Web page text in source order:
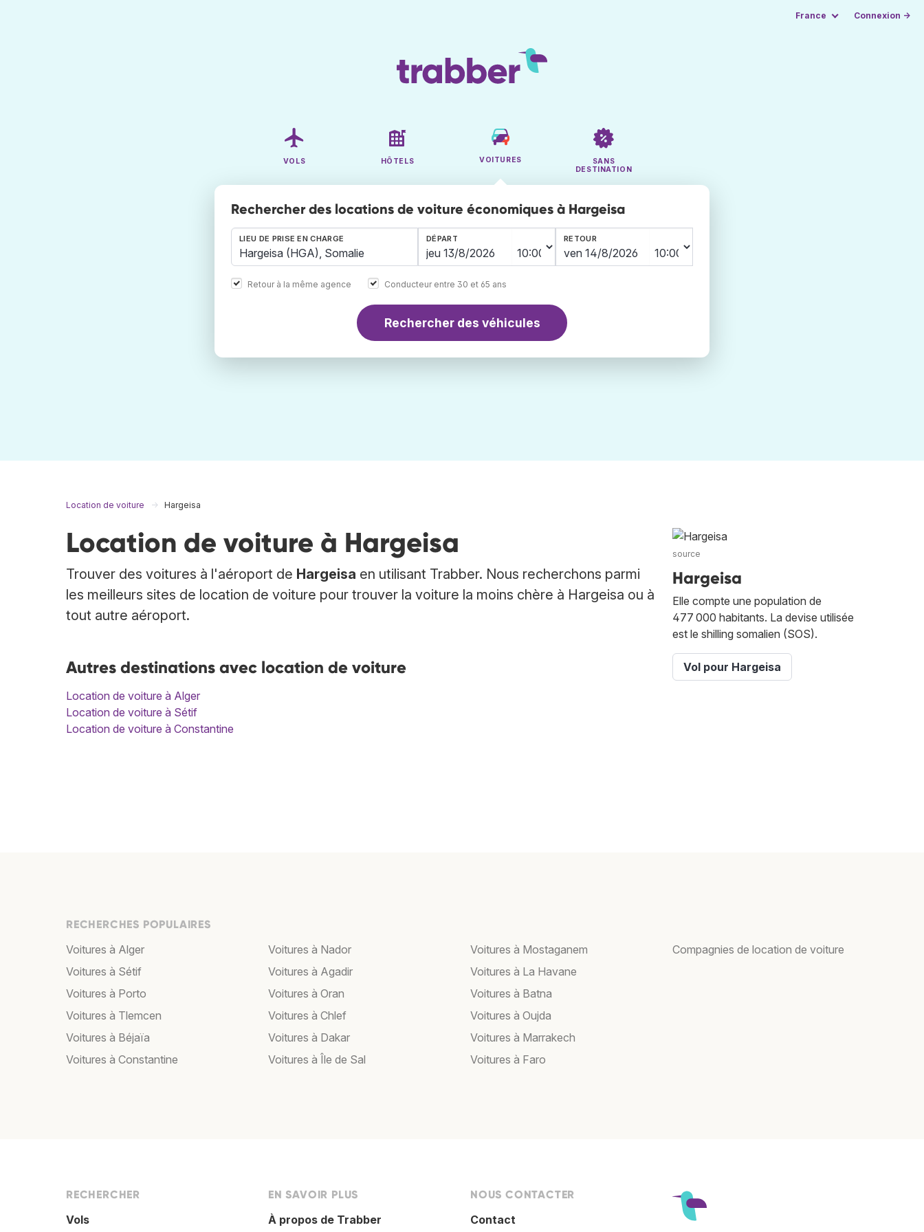
France Connexion →
VOLS HÔTELS VOITURES
SANS
DESTINATION
Rechercher des locations de voiture économiques à Hargeisa
LIEU DE PRISE EN CHARGE DÉPART RETOUR
Retour à la même agence Conducteur entre 30 et 65 ans
Rechercher des véhicules
Location de voiture Hargeisa
Location de voiture à Hargeisa
Trouver des voitures à l'aéroport de Hargeisa en utilisant Trabber. Nous recherchons parmi
les meilleurs sites de location de voiture pour trouver la voiture la moins chère à Hargeisa ou à
tout autre aéroport.
Autres destinations avec location de voiture
Location de voiture à Alger
Location de voiture à Sétif
Location de voiture à Constantine
source
Hargeisa
Elle compte une population de
477 000 habitants. La devise utilisée
est le shilling somalien (SOS).
Vol pour Hargeisa
RECHERCHES POPULAIRES
Voitures à Alger
Voitures à Sétif
Voitures à Porto
Voitures à Tlemcen
Voitures à Béjaïa
Voitures à Constantine
Voitures à Nador
Voitures à Agadir
Voitures à Oran
Voitures à Chlef
Voitures à Dakar
Voitures à Île de Sal
Voitures à Mostaganem
Voitures à La Havane
Voitures à Batna
Voitures à Oujda
Voitures à Marrakech
Voitures à Faro
Compagnies de location de voiture
RECHERCHER
Vols
EN SAVOIR PLUS
À propos de Trabber
NOUS CONTACTER
Contact